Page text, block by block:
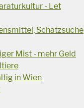
- Let
Schatzsuche
Mist - mehr Geld
in Wien